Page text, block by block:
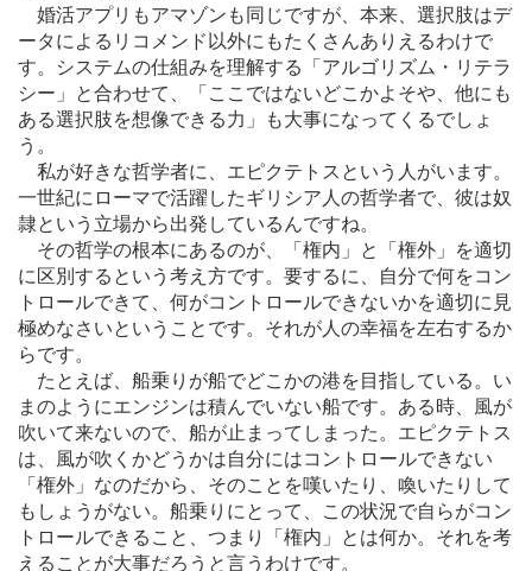
婚活アプリもアマゾンも同じですが、本来、選択肢はデ
ータによるリコメンド以外にもたくさんありえるわけで
す。システムの仕組みを理解する「アルゴリズム・リテラ
シー」と合わせて、「ここではないどこかよそや、他にも
ある選択肢を想像できる力」も大事になってくるでしょ
う。
私が好きな哲学者に、エピクテトスという人がいます。
一世紀にローマで活躍したギリシア人の哲学者で、彼は奴
隷という立場から出発しているんですね。
その哲学の根本にあるのが、「権内」と「権外」を適切
に区別するという考え方です。要するに、自分で何をコン
トロールできて、何がコントロールできないかを適切に見
極めなさいということです。それが人の幸福を左右するか
らです。
たとえば、船乗りが船でどこかの港を目指している。い
まのようにエンジンは積んでいない船です。ある時、風が
吹いて来ないので、船が止まってしまった。エピクテトス
は、風が吹くかどうかは自分にはコントロールできない
「権外」なのだから、そのことを嘆いたり、喚いたりして
もしょうがない。船乗りにとって、この状況で自らがコン
トロールできること、つまり「権内」とは何か。それを考
えることが大事だろうと言うわけです。